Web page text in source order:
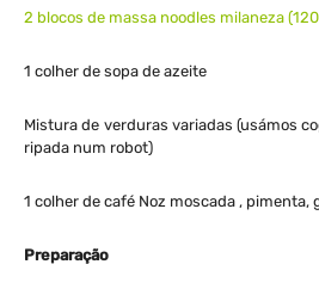
2 blocos de massa noodles milaneza
1 colher de sopa de azeite
Mistura de verduras variadas (usámos
ripada num robot)
1 colher de café Noz moscada , pimenta,
Preparação